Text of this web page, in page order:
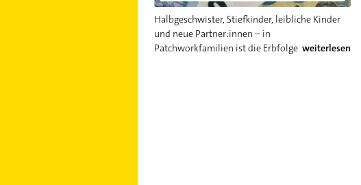
Halbgeschwister, Stiefkinder, leibliche Kinder
und neue Partner:innen – in
Patchworkfamilien ist die Erbfolge weiterlesen